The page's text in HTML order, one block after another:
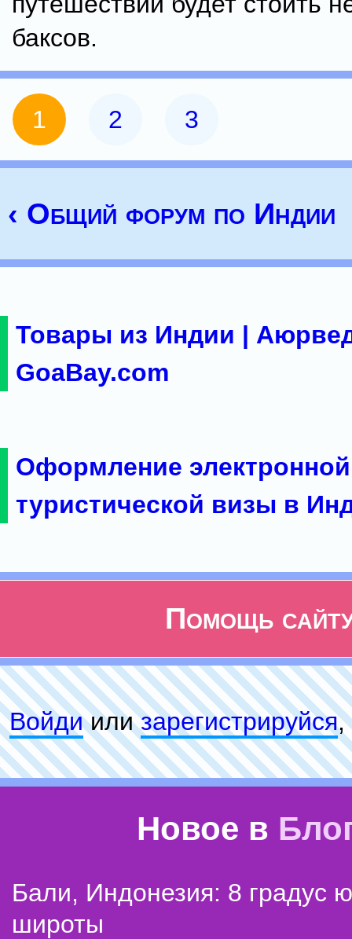
баксов.
1 2 3
‹ Общий форум по Индии
Товары из Индии |
GoaBay.com
Оформление электронной
туристической визы в
Помощь
Войдиилизарeгиcтpируйся,
Новое в
Бали, Индонезия: 8 градус
широты